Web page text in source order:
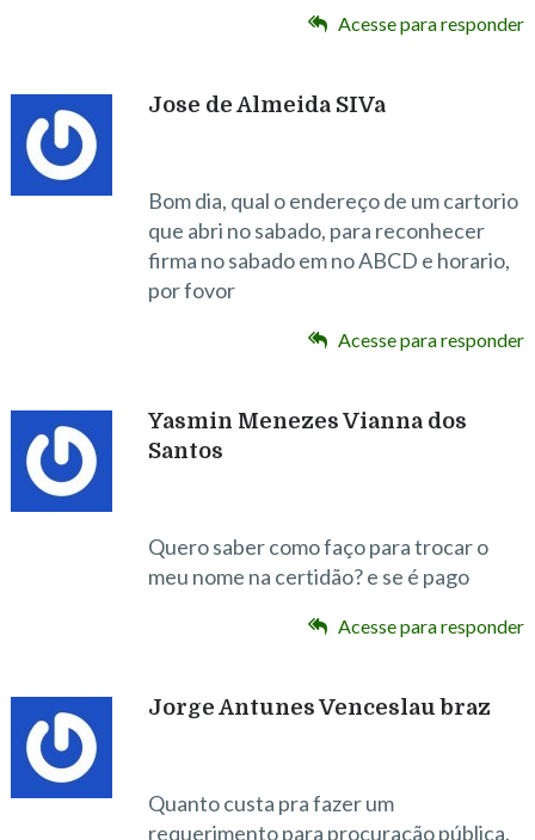
Acesse para responder
Jose de Almeida SIVa
Bom dia, qual o endereço de um cartorio
que abri no sabado, para reconhecer
firma no sabado em no ABCD e horario,
por fovor
Acesse para responder
Yasmin Menezes Vianna dos
Santos
Quero saber como faço para trocar o
meu nome na certidão? e se é pago
Acesse para responder
Jorge Antunes Venceslau braz
Quanto custa pra fazer um
requerimento para procuração pública.